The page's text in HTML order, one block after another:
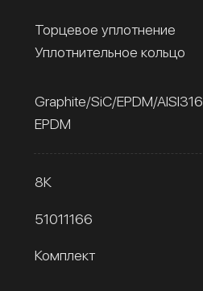
Торцевое уплотнение
Уплотнительное кольцо
Graphite/SiC/EPDM/AISI316
EPDM
8К
51011166
Комплект